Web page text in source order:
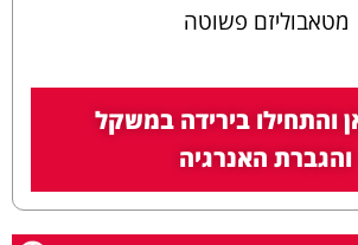
מטאבוליזם פשוטה
והתחילו בירידה במשקל
והגברת האנרגיה